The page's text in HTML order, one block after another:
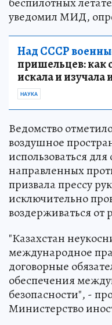
уведомил МИД,
Над СССР
пришельцев: как
искала и
НАУКА
Ведомство
воздушное
использоваться
направленных
призвала прессу
исключительно
вoздерживаться от
"Казaхстан
международное
договорные
обеcпечения
безопасности", -
Министерство